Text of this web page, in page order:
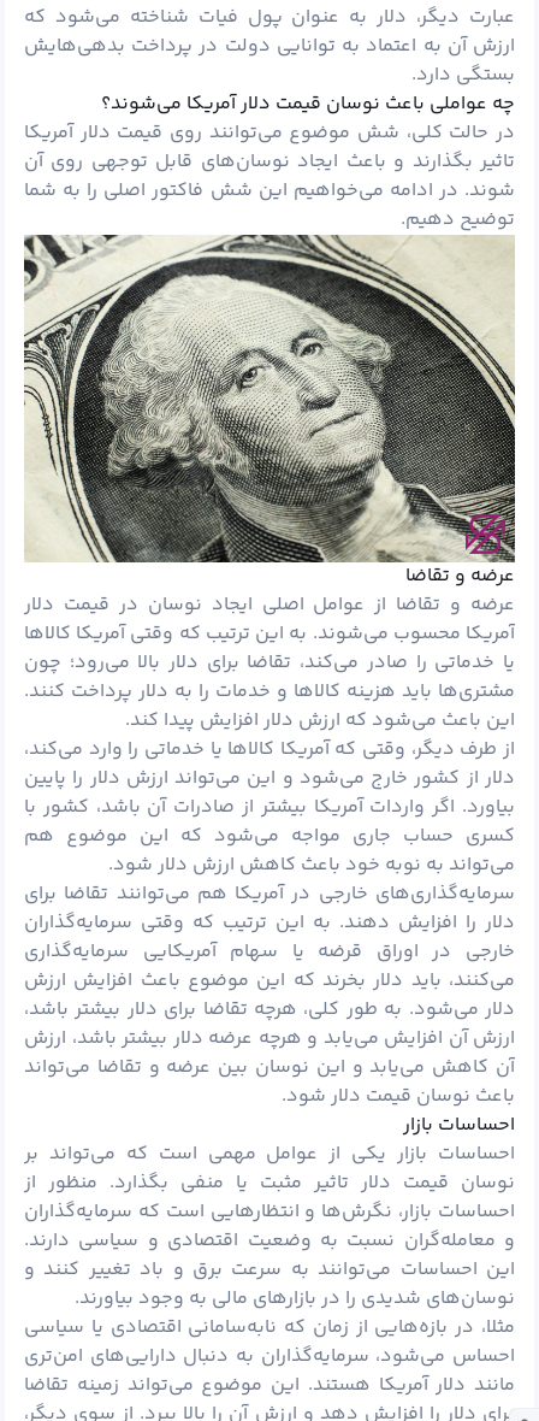
عبارت دیگر، دلار به عنوان پول فیات شناخته می‌شود که
ارزش آن به اعتماد به توانایی دولت در پرداخت بدهی‌هایش
بستگی دارد.
چه عواملی باعث نوسان قیمت دلار آمریکا می‌شوند؟
در حالت کلی، شش موضوع می‌توانند روی قیمت دلار آمریکا
تاثیر بگذارند و باعث ایجاد نوسان‌های قابل توجهی روی آن
شوند. در ادامه می‌خواهیم این شش فاکتور اصلی را به شما
توضیح دهیم.
عرضه و تقاضا
عرضه و تقاضا از عوامل اصلی ایجاد نوسان در قیمت دلار
آمریکا محسوب می‌شوند. به این ترتیب که وقتی آمریکا کالاها
یا خدماتی را صادر می‌کند، تقاضا برای دلار بالا می‌رود؛ چون
مشتری‌ها باید هزینه کالاها و خدمات را به دلار پرداخت کنند.
این باعث می‌شود که ارزش دلار افزایش پیدا کند.
از طرف دیگر، وقتی که آمریکا کالاها یا خدماتی را وارد می‌کند،
دلار از کشور خارج می‌شود و این می‌تواند ارزش دلار را پایین
بیاورد. اگر واردات آمریکا بیشتر از صادرات آن باشد، کشور با
کسری حساب جاری مواجه می‌شود که این موضوع هم
می‌تواند به نوبه خود باعث کاهش ارزش دلار شود.
سرمایه‌گذاری‌های خارجی در آمریکا هم می‌توانند تقاضا برای
دلار را افزایش دهند. به این ترتیب که وقتی سرمایه‌گذاران
خارجی در اوراق قرضه یا سهام آمریکایی سرمایه‌گذاری
می‌کنند، باید دلار بخرند که این موضوع باعث افزایش ارزش
دلار می‌شود. به طور کلی، هرچه تقاضا برای دلار بیشتر باشد،
ارزش آن افزایش می‌یابد و هرچه عرضه دلار بیشتر باشد، ارزش
آن کاهش می‌یابد و این نوسان بین عرضه و تقاضا می‌تواند
باعث نوسان قیمت دلار شود.
احساسات بازار
احساسات بازار یکی از عوامل مهمی است که می‌تواند بر
نوسان قیمت دلار تاثیر مثبت یا منفی بگذارد. منظور از
احساسات بازار، نگرش‌ها و انتظارهایی است که سرمایه‌گذاران
و معامله‌گران نسبت به وضعیت اقتصادی و سیاسی دارند.
این احساسات می‌توانند به سرعت برق و باد تغییر کنند و
نوسان‌های شدیدی را در بازارهای مالی به وجود بیاورند.
مثلا، در بازه‌هایی از زمان که نابه‌سامانی اقتصادی یا سیاسی
احساس می‌شود، سرمایه‌گذاران به دنبال دارایی‌های امن‌تری
مانند دلار آمریکا هستند. این موضوع می‌تواند زمینه تقاضا
برای دلار را افزایش دهد و ارزش آن را بالا ببرد. از سوی دیگر،